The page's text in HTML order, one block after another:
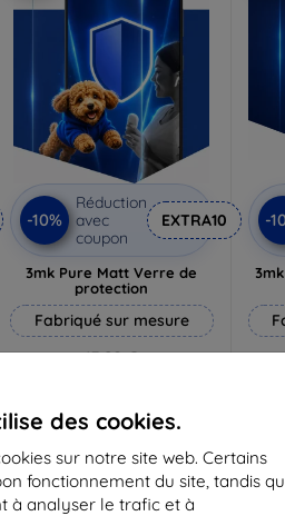
des cookies.
sur notre site web. Certains
fonctionnement du site, tandis
à analyser le trafic et à
-10%
Réduction
avec
coupon
EXTRA10
3mk Pure Matt Verre de
protection
Fabriqué sur mesure
13,90 €
En stock > 5 pièces
-
-10%